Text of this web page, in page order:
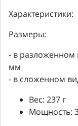
Характеристики:
Размеры:
- в разложенном
мм
- в сложенном
Вес: 237 г
Мощность: